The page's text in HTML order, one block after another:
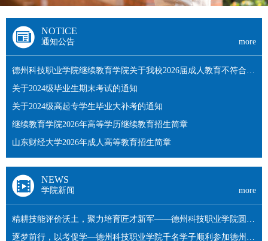
NOTICE
通知公告 more
德州科技职业学院继续教育学院关于我校2026届成人教育不符合毕
业条件学生名单的公示
关于2024级毕业生期末考试的通知
关于2024级高起专学生毕业大补考的通知
继续教育学院2026年高等学历继续教育招生简章
山东财经大学2026年成人高等教育招生简章
NEWS
学院新闻 more
精耕技能评价沃土，聚力培育匠才新军——德州科技职业学院圆满
完成多批次学生技能等级认定考核
逐梦前行，以考促学—德州科技职业学院千名学子顺利参加德州学